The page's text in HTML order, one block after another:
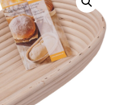
| LAIB&SEELE